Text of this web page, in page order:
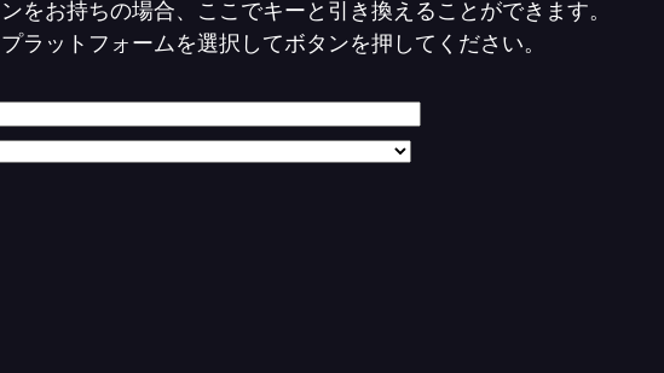
をお持ちの場合、ここでキーと引き換えることができます。
ラットフォームを選択してボタンを押してください。